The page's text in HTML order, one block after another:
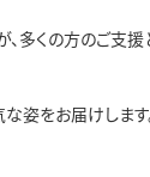
くの方のご支
姿をお届けします